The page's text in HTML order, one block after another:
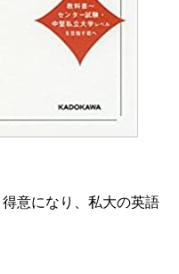
意になり、私大の英語